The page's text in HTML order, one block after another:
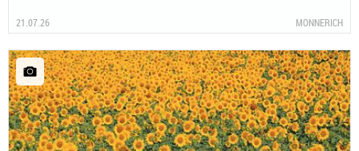
21.07.26 MONNERICH